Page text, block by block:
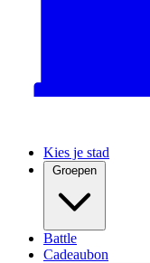
Kies je stad
Groepen
Battle
Cadeaubon